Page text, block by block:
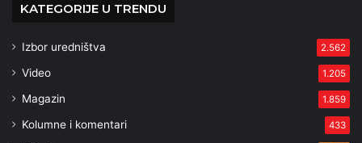
KATEGORIJE U TRENDU
Izbor uredništva 2.562
Video 1.205
Magazin 1.859
Kolumne i komentari 433